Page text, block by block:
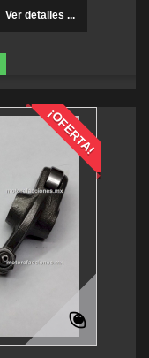
Ver detalles ...
¡OFERTA!